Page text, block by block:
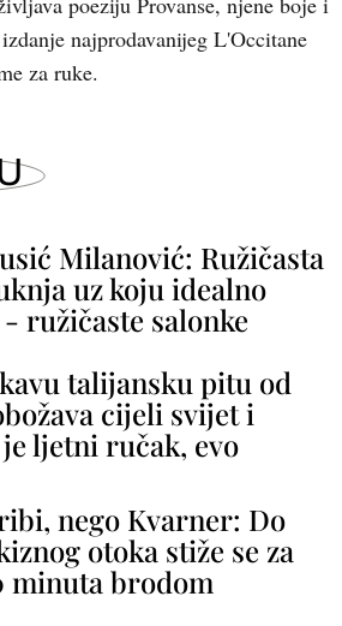
najprodavanijeg L'Occitane
za ruke.
Milanović: Ružičasta
uz koju idealno
ružičaste salonke
talijansku pitu od
cijeli svijet i
ljetni ručak, evo
nego Kvarner: Do
otoka stiže se za
minuta brodom